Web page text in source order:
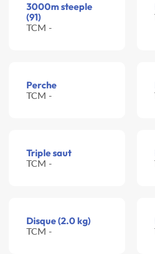
3000m steeple
(91)
TCM -
Perche
TCM -
Triple saut
TCM -
Disque (2.0 kg)
TCM -